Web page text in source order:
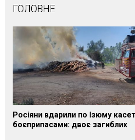
ГОЛОВНЕ
Росіяни вдарили по Ізюму
боєприпасами: двоє загиблих